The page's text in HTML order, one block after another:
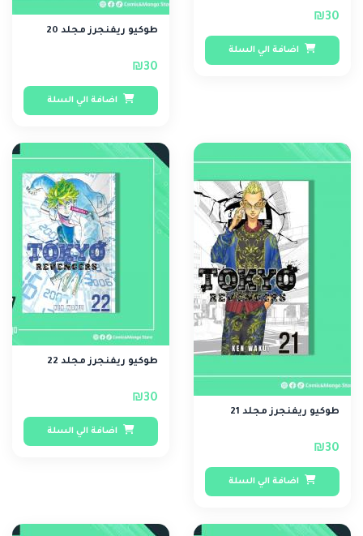
₪30
اضافة الي السلة
طوكيو ريفنجرز مجلد 20
₪30
اضافة الي السلة
طوكيو ريفنجرز مجلد 21
₪30
اضافة الي السلة
طوكيو ريفنجرز مجلد 22
₪30
اضافة الي السلة